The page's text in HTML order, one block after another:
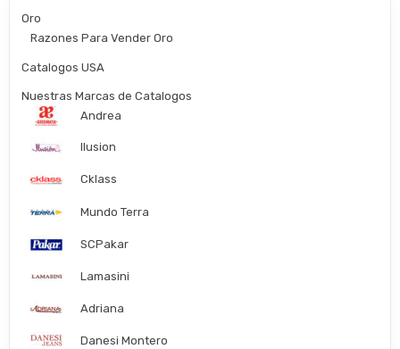
Oro
Razones Para Vender Oro
Catalogos USA
Nuestras Marcas de Catalogos
Andrea
Ilusion
Cklass
Mundo Terra
SCPakar
Lamasini
Adriana
Danesi Montero